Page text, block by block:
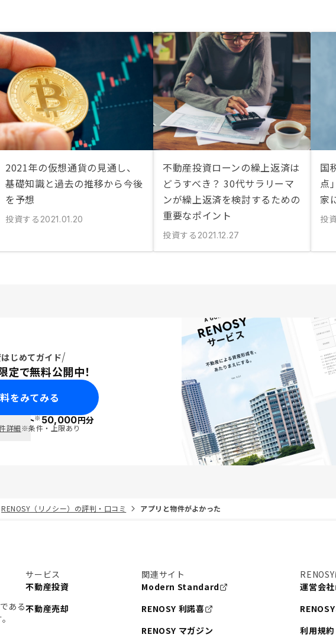
2021年の仮想通貨の見通し、
基礎知識と過去の推移から今後
を予想
投資する 2021.01.20
不動産投資ローンの繰上返済は
どうすべき？ 30代サラリーマ
ンが繰上返済を検討するための
重要なポイント
投資する 2021.12.27
国
点
家
投
じめてガイド
定で無料公開中！
をみてみる
ポイント※50,000円分
詳細※条件・上限あり
RENOSY（リノシー）の評判・口コミ アプリと物件がよかった
ある
サービス
不動産投資
不動産売却
関連サイト
Modern Standard
RENOSY 利諾喜
RENOSY マガジン
運営会社
利用規約